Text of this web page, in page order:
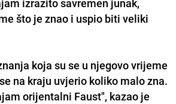
što je znao i uspio biti veliki
koja su se u njegovo vrijeme
na kraju uvjerio koliko malo zna.
orijentalni Faust", kazao je